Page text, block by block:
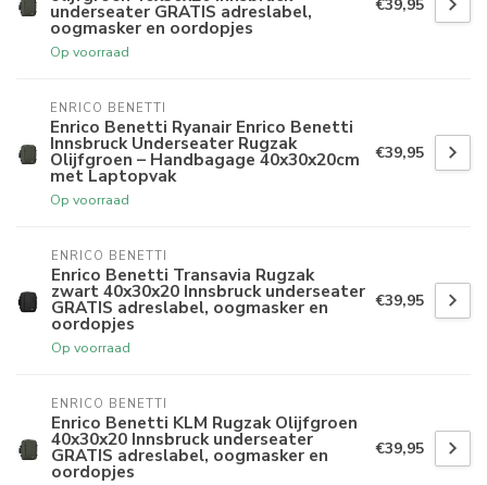
underseater GRATIS adreslabel,
oogmasker en oordopjes
Op voorraad
€39,95
ENRICO BENETTI
Enrico Benetti Ryanair Enrico Benetti
Innsbruck Underseater Rugzak
Olijfgroen – Handbagage 40x30x20cm
met Laptopvak
Op voorraad
€39,95
ENRICO BENETTI
Enrico Benetti Transavia Rugzak
zwart 40x30x20 Innsbruck underseater
GRATIS adreslabel, oogmasker en
oordopjes
Op voorraad
€39,95
ENRICO BENETTI
Enrico Benetti KLM Rugzak Olijfgroen
40x30x20 Innsbruck underseater
GRATIS adreslabel, oogmasker en
oordopjes
€39,95